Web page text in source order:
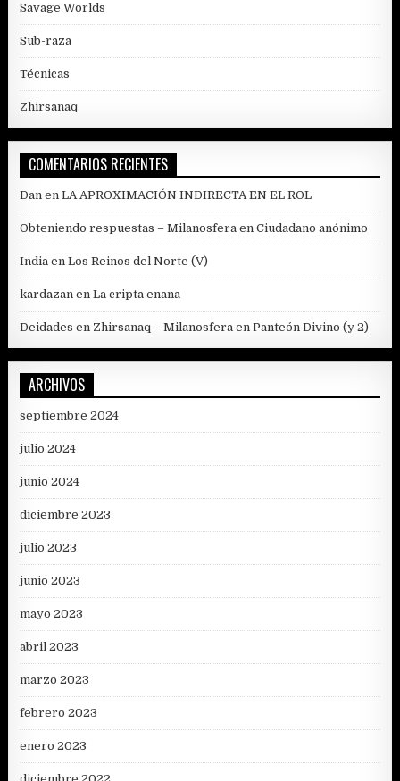
Savage Worlds
Sub-raza
Técnicas
Zhirsanaq
COMENTARIOS RECIENTES
Dan enLA APROXIMACIÓN INDIRECTA EN EL ROL
Obteniendo respuestas – Milanosfera enCiudadano anónimo
India enLos Reinos del Norte (V)
kardazan enLa cripta enana
Deidades en Zhirsanaq – Milanosfera enPanteón Divino (y 2)
ARCHIVOS
septiembre 2024
julio 2024
junio 2024
diciembre 2023
julio 2023
junio 2023
mayo 2023
abril 2023
marzo 2023
febrero 2023
enero 2023